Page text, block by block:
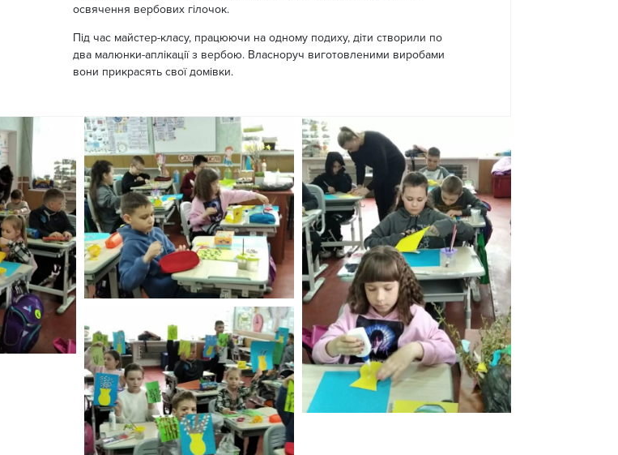
освячення вербових гілочок.
Під час майстер-класу, працюючи на одному подиху, діти створили по
два малюнки-аплікації з вербою. Власноруч виготовленими виробами
вони прикрасять свої домівки.